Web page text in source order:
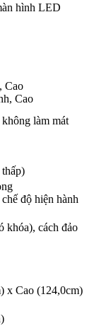
hình LED
Cao
Cao
làm mát
độ hiện hành
khóa), cách đảo
x Cao (124,0cm)